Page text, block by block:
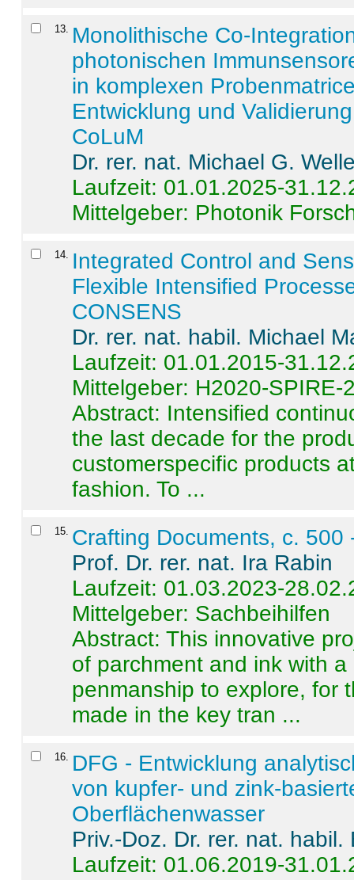
13
Monolithische Co-
photonischen
in komplexen
Entwicklung und
CoLuM
Dr. rer. nat. Michael G.
Laufzeit: 01.01.2025-
Mittelgeber: Photonik
14
Integrated Control and
Flexible Intensified
CONSENS
Dr. rer. nat. habil. Michael
Laufzeit: 01.01.2015-
Mittelgeber: H2020-SPIRE-
Abstract: Intensified
the last decade for the
customerspecific products
fashion. To ...
15 Crafting Documents, c. 500
Prof. Dr. rer. nat. Ira Rabin
Laufzeit: 01.03.2023-
Mittelgeber: Sachbeihilfen
Abstract:This innovative
of parchment and ink with
penmanship to explore, for
made in the key tran ...
16
DFG - Entwicklung
von kupfer- und zink-
Oberflächenwasser
Priv.-Doz. Dr. rer. nat.
Laufzeit: 01.06.2019-